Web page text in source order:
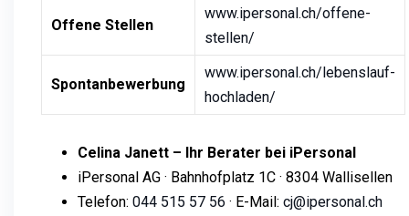
Offene Stellen
www.ipersonal.ch/offene-
stellen/
Spontanbewerbung
www.ipersonal.ch/lebenslauf-
hochladen/
Celina Janett – Ihr Berater bei iPersonal
iPersonal AG · Bahnhofplatz 1C · 8304 Wallisellen
Telefon: 044 515 57 56 · E-Mail: cj@ipersonal.ch